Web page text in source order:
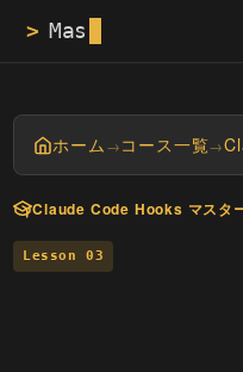
> Masayan tech bl
ホーム→コース一覧→
Claude Code Hooks マスタ
Lesson 03